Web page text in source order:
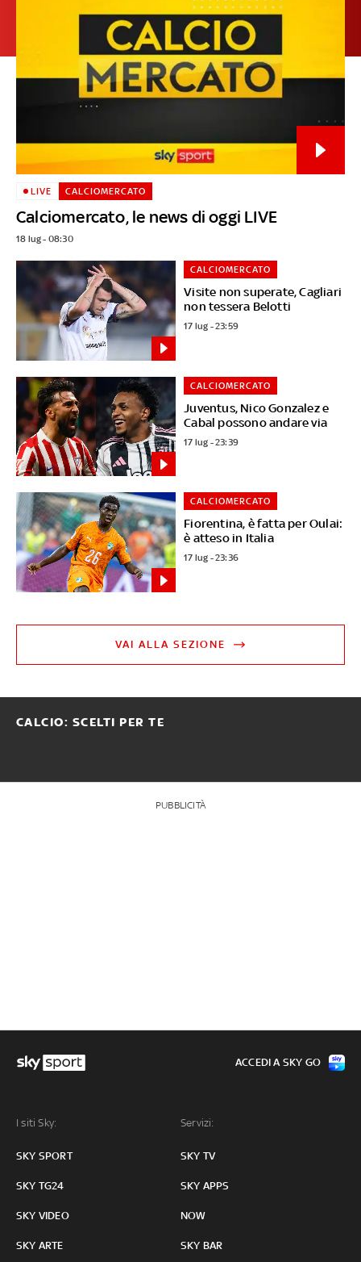
Calciomercato, le news di oggi LIVE
LIVE CALCIOMERCATO
18 lug - 08:30
Visite non superate, Cagliari
non tessera Belotti
CALCIOMERCATO
17 lug - 23:59
Juventus, Nico Gonzalez e
Cabal possono andare via
CALCIOMERCATO
17 lug - 23:39
Fiorentina, è fatta per Oulai:
è atteso in Italia
CALCIOMERCATO
17 lug - 23:36
VAI ALLA SEZIONE
CALCIO: SCELTI PER TE
PUBBLICITÀ
I siti Sky:
SKY SPORT
SKY TG24
SKY VIDEO
SKY ARTE
Servizi:
SKY TV
SKY APPS
NOW
SKY BAR
ACCEDI A SKY GO